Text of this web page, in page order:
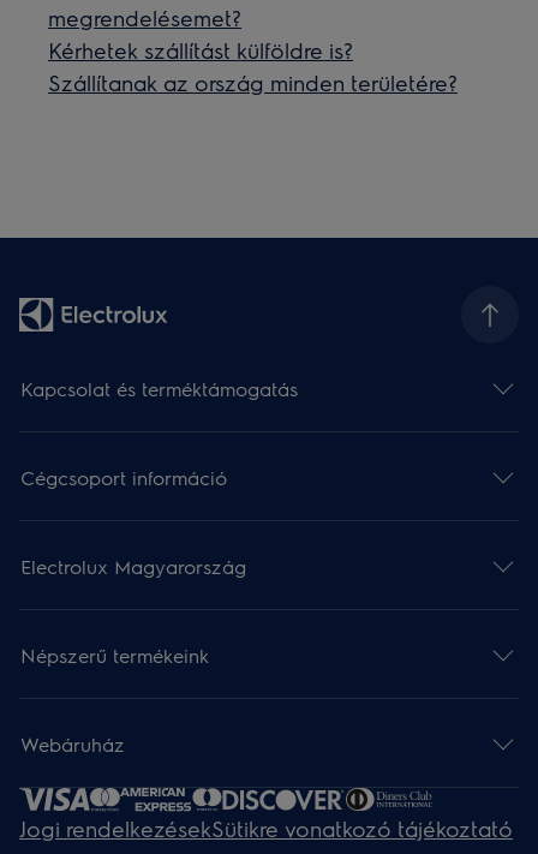
megrendelésemet?
Kérhetek szállítást külföldre is?
Szállítanak az ország minden területére?
Kapcsolat és terméktámogatás
Cégcsoport információ
Electrolux Magyarország
Népszerű termékeink
Webáruház​
Jogi rendelkezésekSütikre vonatkozó tájékoztató